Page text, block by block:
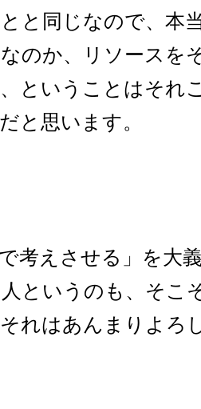
と同じなので、本
のか、リソースを
ということはそれ
と思います。
考えさせる」を大
というのも、そこ
れはあんまりよろ